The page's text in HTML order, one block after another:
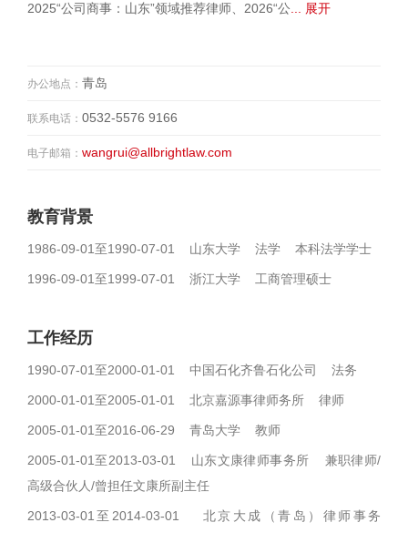
2025“公司商事：山东”领域推荐律师、2026“公 ... 展开
办公地点： 青岛
联系电话： 0532-5576 9166
电子邮箱： wangrui@allbrightlaw.com
教育背景
1986-09-01至1990-07-01 山东大学 法学 本科法学学士
1996-09-01至1999-07-01 浙江大学 工商管理硕士
工作经历
1990-07-01至2000-01-01 中国石化齐鲁石化公司 法务
2000-01-01至2005-01-01 北京嘉源事律师务所 律师
2005-01-01至2016-06-29 青岛大学 教师
2005-01-01至2013-03-01 山东文康律师事务所 兼职律师/
高级合伙人/曾担任文康所副主任
2013-03-01至2014-03-01 北京大成（青岛）律师事务